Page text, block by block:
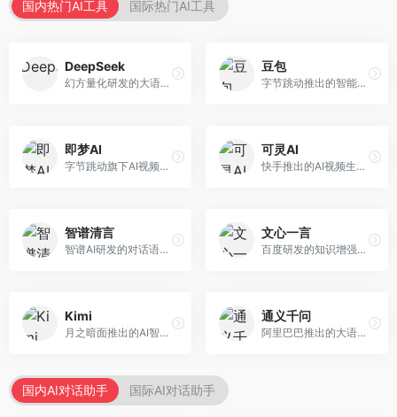
国内热门AI工具 国际热门AI工具
DeepSeek
幻方量化研发的大语言模型平台，专注于深度推理和代码生成能力。面向开发者、研究人员和技术爱好者，提供强大的逻辑推理和数学计算功能，开源生态完善，API接口友好。
豆包
字节跳动推出的智能对话助手平台，提供文本创作、知识问答、英语学习等多种AI服务。面向普通用户和内容创作者，支持多轮对话和文件解析，免费使用，响应速度快，中文理解能力强。
即梦AI
字节跳动旗下AI视频创作平台，支持多模态内容生成。面向内容创作者和营销人员，提供文生视频、图生视频、智能剪辑等功能，中文理解能力强，创作效率高。
可灵AI
快手推出的AI视频生成平台，支持文生视频和图生视频，可生成长达2分钟的高质量视频内容。面向短视频创作者和营销人员，操作简便，生成效果逼真，适合商业推广和创意表达。
智谱清言
智谱AI研发的对话语言模型，支持中英双语交互。面向中文用户和开发者，提供知识问答、代码编写、文档解读等服务，开源生态完善，学术研究背景深厚。
文心一言
百度研发的知识增强大语言模型，深度融合百度知识图谱和搜索能力。面向中文用户，提供知识问答、文本创作、逻辑推理等服务，中文语境理解准确，知识覆盖面广。
Kimi
月之暗面推出的AI智能助手，核心优势在于超长文本处理能力，支持20万字以上文档分析。面向学术研究者、职场人士和内容创作者，提供文档解读、PPT生成、联网搜索等综合服务。
通义千问
阿里巴巴推出的大语言模型平台，提供对话问答、文档处理、图像理解、代码编写等全方位AI服务。面向企业用户和个人开发者，集成阿里云生态，支持多模态交互，企业级安全保障。
国内AI对话助手 国际AI对话助手